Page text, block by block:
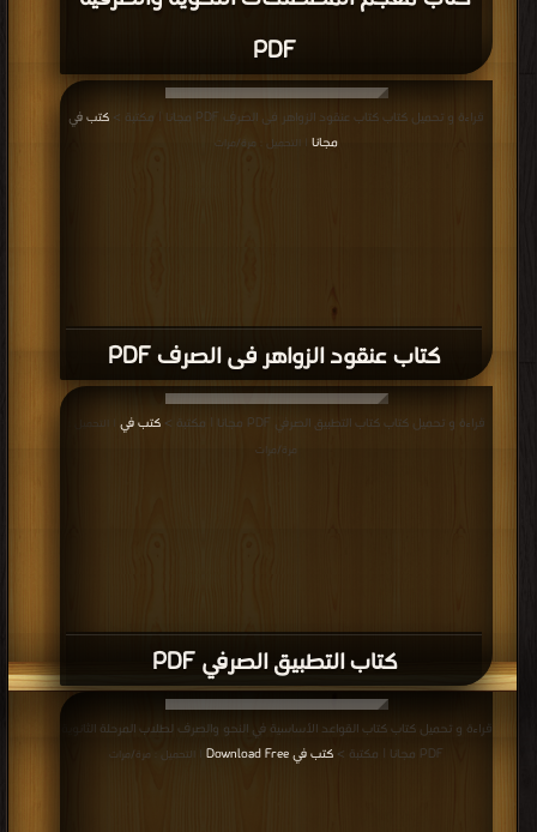
PDF
كتاب عنقود الزواهر فى الصرف PDF
قراءة و تحميل كتاب كتاب عنقود الزواهر فى الصرف PDF مجانا | مكتبة >
كتب في
مجانا | التحميل : مرة/مرات
كتاب التطبيق الصرفي PDF
قراءة و تحميل كتاب كتاب التطبيق الصرفي PDF مجانا | مكتبة > كتب في
| التحميل :
مرة/مرات
قراءة و تحميل كتاب كتاب القواعد الأساسية في النحو والصرف لطلاب المرحلة الثانوية
PDF مجانا | مكتبة >
كتب في Download Free | التحميل : مرة/مرات